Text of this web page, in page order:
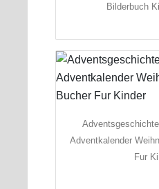
Bilderbuch
Adventkalender
Fur